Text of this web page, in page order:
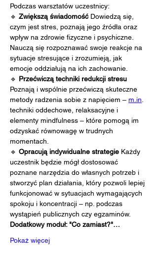
Podczas warsztatów uczestnicy:
🔹 Zwiększą świadomość Dowiedzą się,
czym jest stres, poznają jego źródła oraz
wpływ na zdrowie fizyczne i psychiczne.
Nauczą się rozpoznawać swoje reakcje na
sytuacje stresujące i zrozumieją, jak
emocje oddziałują na ich zachowanie.
🔹 Przećwiczą techniki redukcji stresu
Poznają i wspólnie przećwiczą skuteczne
metody radzenia sobie z napięciem – m.in
techniki oddechowe, relaksacyjne i
elementy mindfulness – które pomogą im
odzyskać równowagę w trudnych
momentach.
🔹 Opracują indywidualne strategie Każdy
uczestnik będzie mógł dostosować
poznane narzędzia do własnych potrzeb i
stworzyć plan działania, który pozwoli lepiej
funkcjonować w sytuacjach wymagających
spokoju i koncentracji – np. podczas
wystąpień publicznych czy egzaminów.
Dodatkowy moduł: "Co zamiast?"…
Pokaż więcej